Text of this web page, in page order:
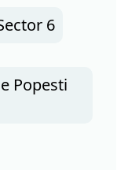
6
Popesti